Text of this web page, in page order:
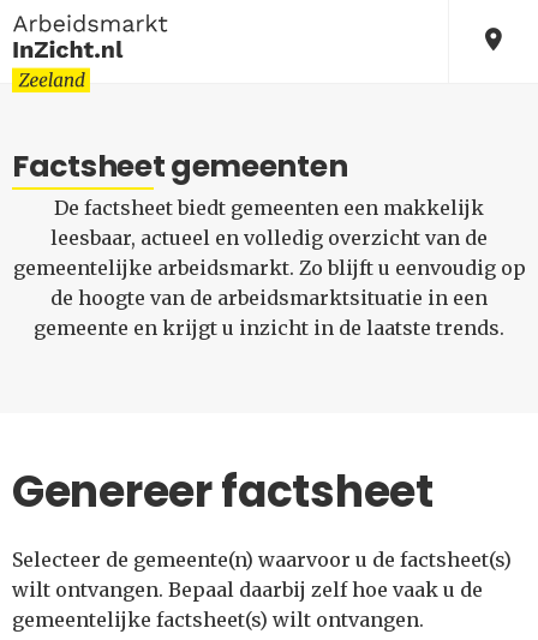
Factsheet gemeenten
De factsheet biedt gemeenten een makkelijk
leesbaar, actueel en volledig overzicht van de
gemeentelijke arbeidsmarkt. Zo blijft u eenvoudig op
de hoogte van de arbeidsmarktsituatie in een
gemeente en krijgt u inzicht in de laatste trends.
Genereer factsheet
Selecteer de gemeente(n) waarvoor u de factsheet(s)
wilt ontvangen. Bepaal daarbij zelf hoe vaak u de
gemeentelijke factsheet(s) wilt ontvangen.